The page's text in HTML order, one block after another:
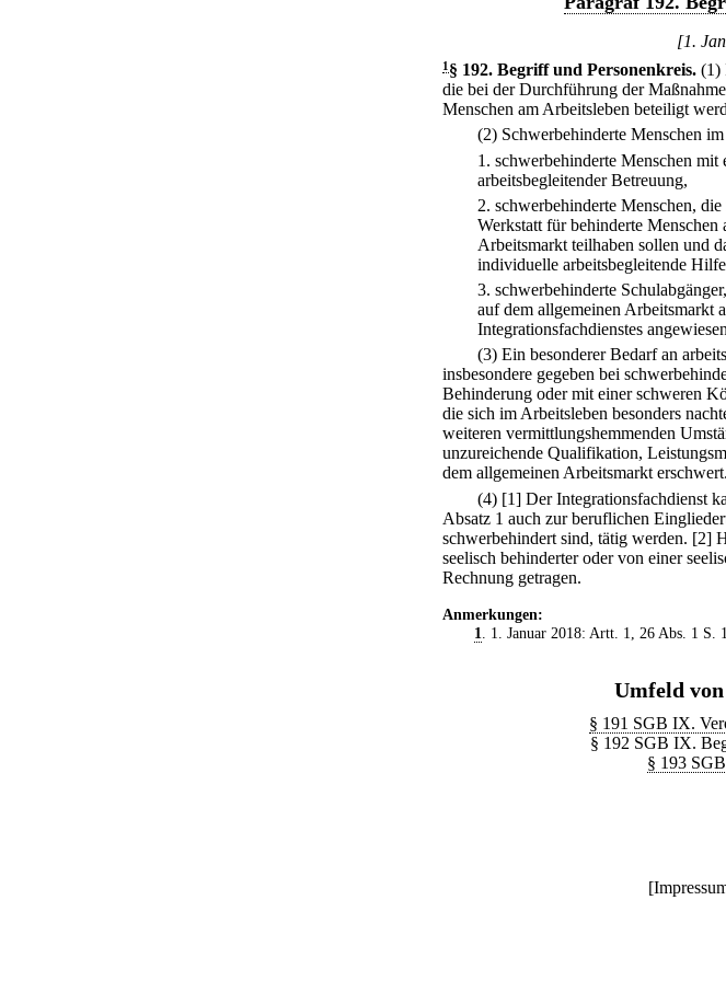
[1.
1 § 192. Begriff und Personenkreis. (1)
die bei der Durchführung der
Menschen am Arbeitsleben beteiligt
(2) Schwerbehinderte Menschen
1. schwerbehinderte Menschen mit
arbeitsbegleitender Betreuung,
2. schwerbehinderte Menschen,
Werkstatt für behinderte
Arbeitsmarkt teilhaben sollen und
individuelle arbeitsbegleitende
3. schwerbehinderte
auf dem allgemeinen Arbeitsmarkt
Integrationsfachdienstes
(3) Ein besonderer Bedarf an
insbesondere gegeben bei
Behinderung oder mit einer schweren
die sich im Arbeitsleben besonders
weiteren vermittlungshemmenden
unzureichende Qualifikation,
dem allgemeinen Arbeitsmarkt erschwert.
(4) [1] Der Integrationsfachdienst
Absatz 1 auch zur beruflichen
schwerbehindert sind, tätig werden. [2]
seelisch behinderter oder von einer
Rechnung getragen.
Anmerkungen:
1
. 1. Januar 2018: Artt. 1, 26 Abs. 1 S.
Umfeld
§ 191 SGB IX.
§ 192 SGB IX.
§ 193
[